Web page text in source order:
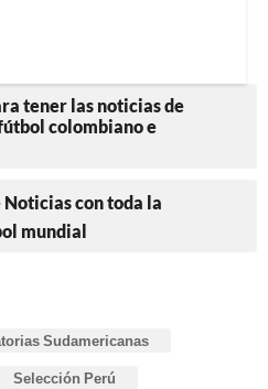
tener las noticias de
colombiano e
Noticias con toda la
mundial
Sudamericanas
Selección Perú